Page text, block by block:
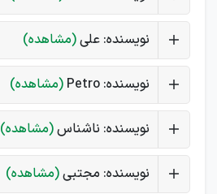
نویسنده: علی(مشاهده)
نویسنده: Petro (مشاهده)
نویسنده: ناشناس(مشاهده)
نویسنده: مجتبی(مشاهده)